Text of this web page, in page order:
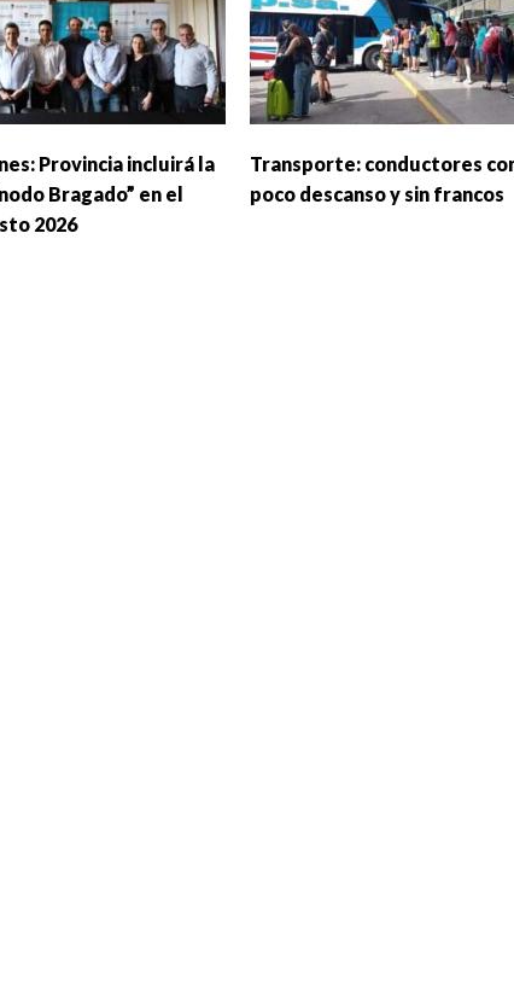
Provincia incluirá la
Bragado” en el
2026
Transporte: conductores
poco descanso y sin francos